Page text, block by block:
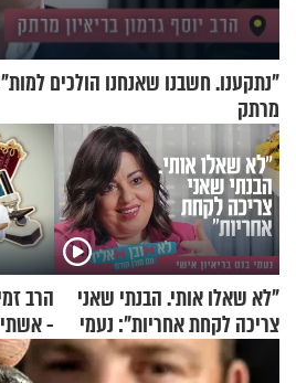
"נתקענו. חשבנו שאנחנו הולכים
מרתק
"לא שאלו אותי. הבנתי שאני
צריכה לקחת אחריות": נעמי
בנט בריאיון אישי
הרב
-
שלי